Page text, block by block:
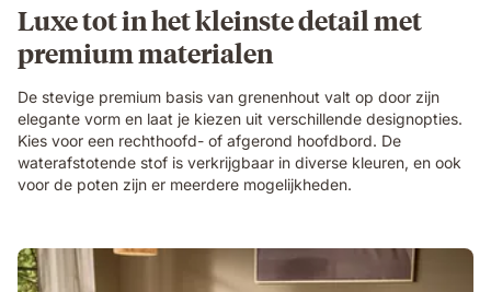
Luxe tot in het kleinste detail met
premium materialen
De stevige premium basis van grenenhout valt op door zijn
elegante vorm en laat je kiezen uit verschillende designopties.
Kies voor een rechthoofd- of afgerond hoofdbord. De
waterafstotende stof is verkrijgbaar in diverse kleuren, en ook
voor de poten zijn er meerdere mogelijkheden.